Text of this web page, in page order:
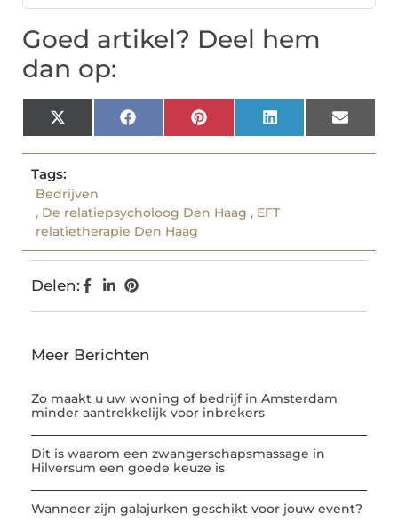
Goed artikel? Deel hem
dan op:
X
(Twitter)
FacebookPinterestLinkedInEmail
Tags:
Bedrijven
, De relatiepsycholoog Den Haag , EFT
relatietherapie Den Haag
Delen:
Meer Berichten
Zo maakt u uw woning of bedrijf in Amsterdam
minder aantrekkelijk voor inbrekers
Dit is waarom een zwangerschapsmassage in
Hilversum een goede keuze is
Wanneer zijn galajurken geschikt voor jouw event?